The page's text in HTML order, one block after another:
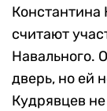
Константина
считают
Навального.
дверь, но ей
Кудрявцев